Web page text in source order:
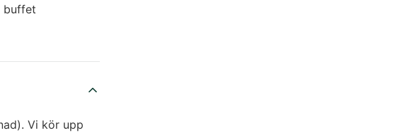
buffet
Vi kör upp